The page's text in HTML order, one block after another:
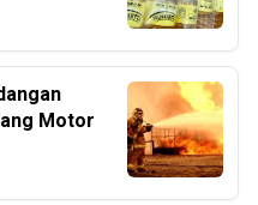
Motor